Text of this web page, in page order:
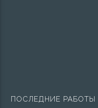
ПОСЛЕДНИЕ РАБОТЫ